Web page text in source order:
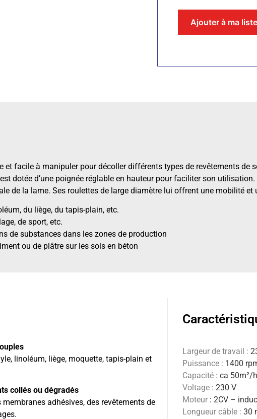
Ajouter à ma liste
et facile à manipuler pour décoller différents types de revêtements de
dotée d’une poignée réglable en hauteur pour faciliter son
de la lame. Ses roulettes de large diamètre lui offrent une mobilité et
du liège, du tapis-plain, etc.
de sport, etc.
de substances dans les zones de production
ou de plâtre sur les sols en béton
linoléum, liège, moquette, tapis-plain et
collés ou dégradés
adhésives, des revêtements de
Largeur de travail :
Puissance : 1400
Capacité : ca 50m²/h
Voltage : 230 V
Moteur : 2CV –
Longueur câble : 30